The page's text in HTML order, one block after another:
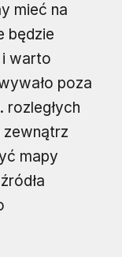
mieć na
będzie
warto
poza
rozległych
zewnątrz
mapy